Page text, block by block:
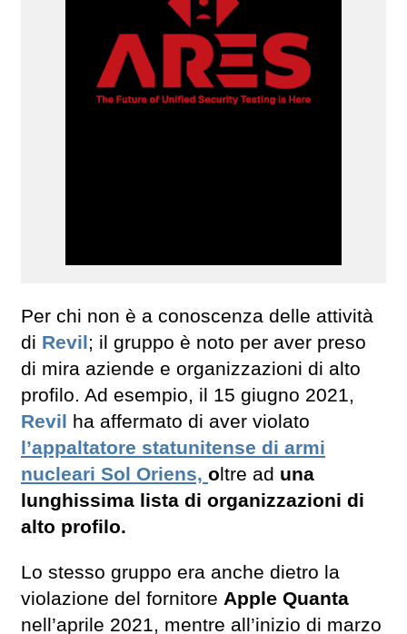
Per chi non è a conoscenza delle attività
di Revil; il gruppo è noto per aver preso
di mira aziende e organizzazioni di alto
profilo. Ad esempio, il 15 giugno 2021,
Revil ha affermato di aver violato
l’appaltatore statunitense di armi
nucleari Sol Oriens, oltre ad una
lunghissima lista di organizzazioni di
alto profilo.
Lo stesso gruppo era anche dietro la
violazione del fornitore Apple Quanta
nell’aprile 2021, mentre all’inizio di marzo